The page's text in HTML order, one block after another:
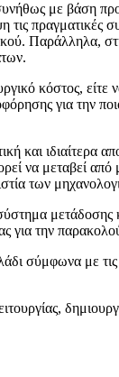
με βάση
πραγματικές
Παράλληλα,
κόστος,
για την
ιδιαίτερα
να μεταβεί
των
για την
λάδι σύμφωνα